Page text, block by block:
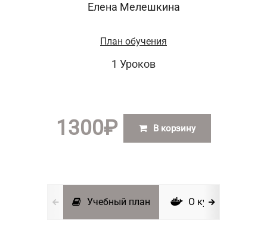
Елена Мелешкина
План обучения
1 Уроков
1300₽ В корзину
Учебный план О курсе